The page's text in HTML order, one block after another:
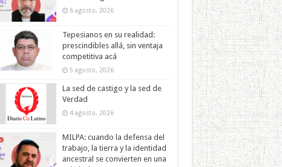
6 agosto, 2026
Tepesianos en su realidad:
prescindibles allá, sin ventaja
competitiva acá
5 agosto, 2026
La sed de castigo y la sed de
Verdad
4 agosto, 2026
MILPA: cuando la defensa del
trabajo, la tierra y la identidad
ancestral se convierten en una